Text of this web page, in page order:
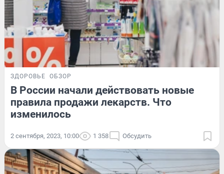
ЗДОРОВЬЕ ОБЗОР
В России начали действовать новые
правила продажи лекарств. Что
изменилось
2 сентября, 2023, 10:00 1 358 Обсудить